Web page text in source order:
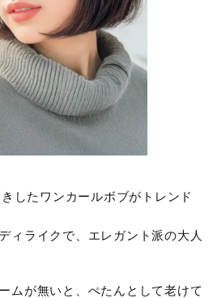
したワンカールボブがトレンド
ィライクで、エレガント派の大人
ムが無いと、ぺたんとして老けて